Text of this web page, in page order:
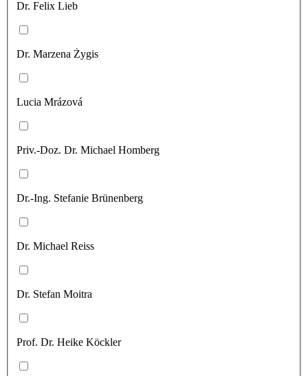
Dr. Felix Lieb
Dr. Marzena Żygis
Lucia Mrázová
Priv.-Doz. Dr. Michael Homberg
Dr.-Ing. Stefanie Brünenberg
Dr. Michael Reiss
Dr. Stefan Moitra
Prof. Dr. Heike Köckler